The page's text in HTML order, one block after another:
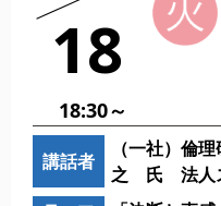
18
18:30～
講話者
（一社）
之 氏 法人